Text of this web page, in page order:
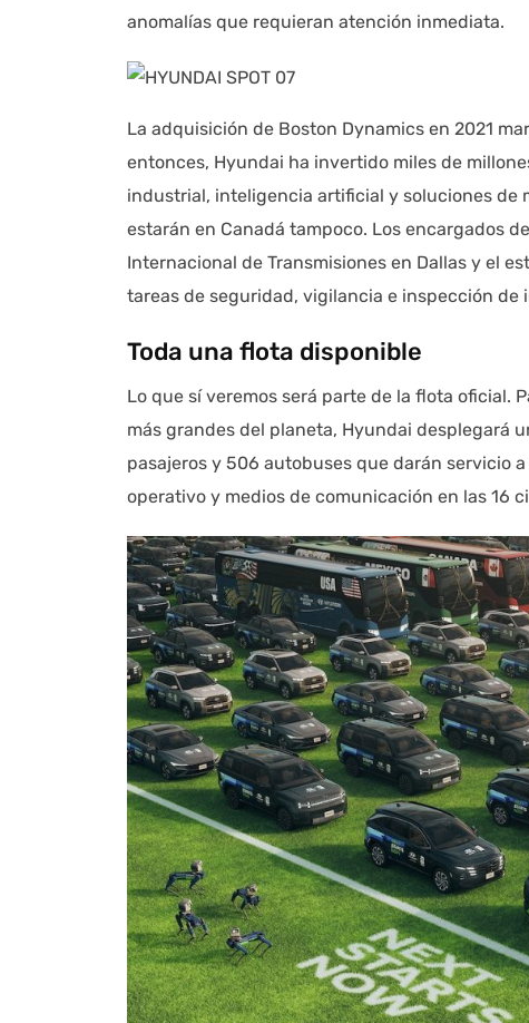
anomalías que requieran atención inmediata.
La adquisición de Boston Dynamics en 2021
entonces, Hyundai ha invertido miles de
industrial, inteligencia artificial y soluciones de
estarán en Canadá tampoco. Los encargados
Internacional de Transmisiones en Dallas y el
tareas de seguridad, vigilancia e inspección
Toda una flota disponible
Lo que sí veremos será parte de la flota oficial.
más grandes del planeta, Hyundai desplegará
pasajeros y 506 autobuses que darán servicio
operativo y medios de comunicación en las 16